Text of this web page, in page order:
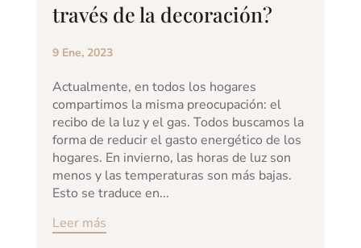
través de la decoración?
9 Ene, 2023
Actualmente, en todos los hogares
compartimos la misma preocupación: el
recibo de la luz y el gas. Todos buscamos la
forma de reducir el gasto energético de los
hogares. En invierno, las horas de luz son
menos y las temperaturas son más bajas.
Esto se traduce en...
Leer más